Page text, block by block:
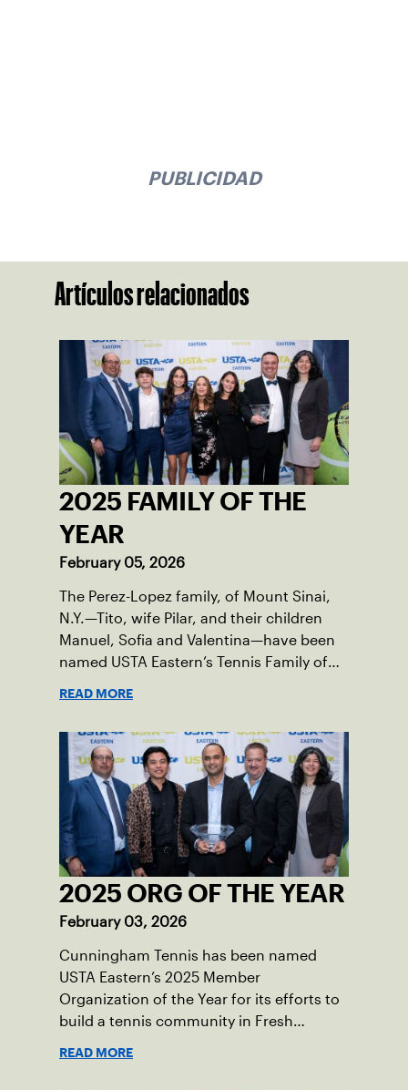
PUBLICIDAD
Artículos relacionados
2025 FAMILY OF THE
YEAR
February 05, 2026
The Perez-Lopez family, of Mount Sinai,
N.Y.—Tito, wife Pilar, and their children
Manuel, Sofia and Valentina—have been
named USTA Eastern’s Tennis Family of
the world.
READ MORE
2025 ORG OF THE YEAR
February 03, 2026
Cunningham Tennis has been named
USTA Eastern’s 2025 Member
Organization of the Year for its efforts to
build a tennis community in Fresh
READ MORE